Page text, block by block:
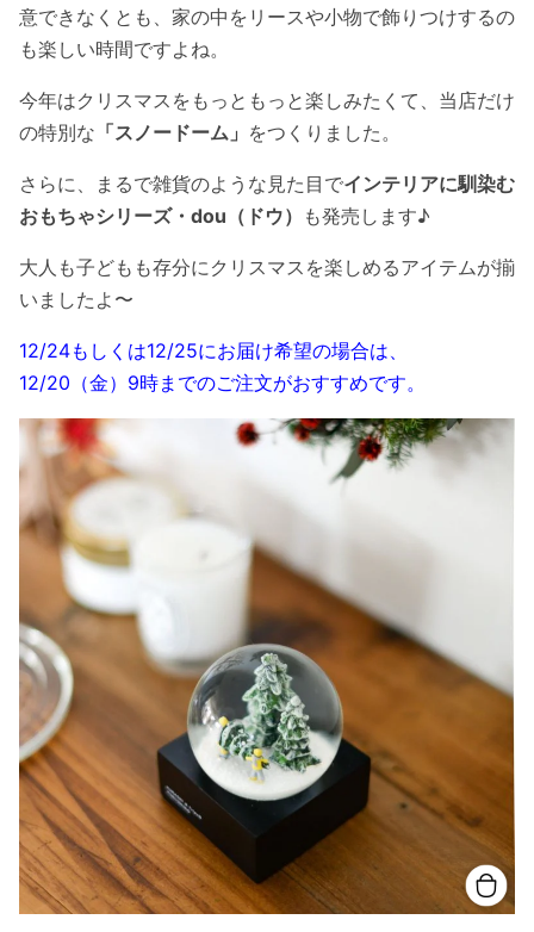
意できなくとも、家の中をリースや小物で飾りつけするの
も楽しい時間ですよね。
今年はクリスマスをもっともっと楽しみたくて、当店だけ
の特別な 「スノードーム」 をつくりました。
さらに、まるで雑貨のような見た目でインテリアに馴染む
おもちゃシリーズ・dou（ドウ） も発売します♪
大人も子どもも存分にクリスマスを楽しめるアイテムが揃
いましたよ〜
12/24もしくは12/25にお届け希望の場合は、
12/20（金）9時までのご注文がおすすめです。